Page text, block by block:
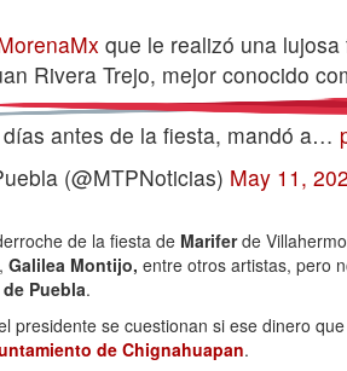
que le realizó una
Rivera Trejo, mejor conocido
antes de la fiesta, mandó a…
(@MTPNoticias) May 11,
de la fiesta de Mariferde
, Galilea Montijo, entre otros artistas, pero
Puebla.
presidente se cuestionan si ese dinero
de Chignahuapan.